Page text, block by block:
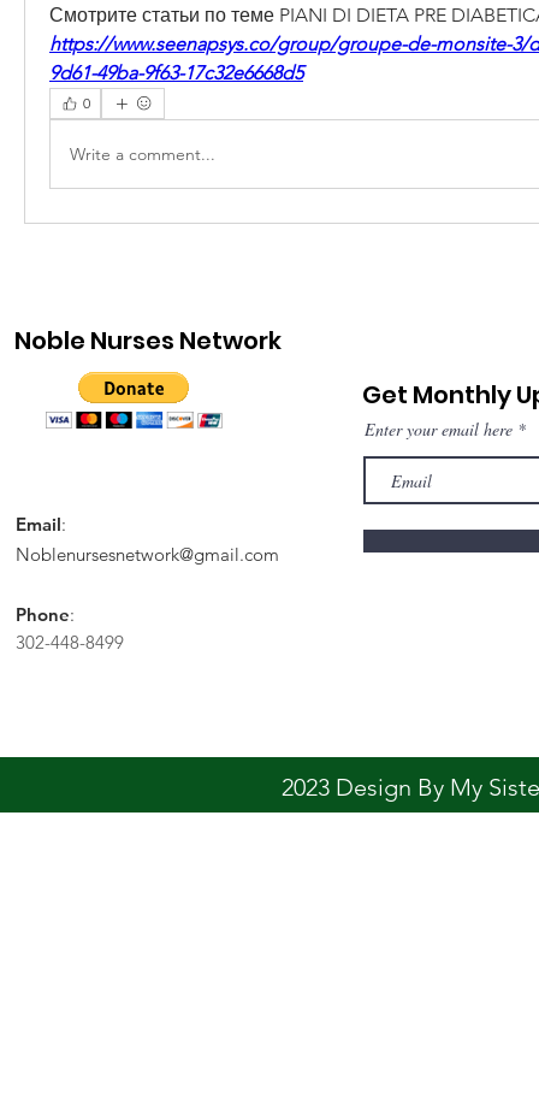
Смотрите статьи по теме PIANI DI DIETA PRE
https://www.seenapsys.co/group/groupe-de-monsite-3/
9d61-49ba-9f63-17c32e6668d5
0
Write a comment...
Noble Nurses Network
Email:
Noblenursesnetwork@gmail.com
Phone:
302-448-8499
Get Monthly
Enter your email here
2023 Design By My